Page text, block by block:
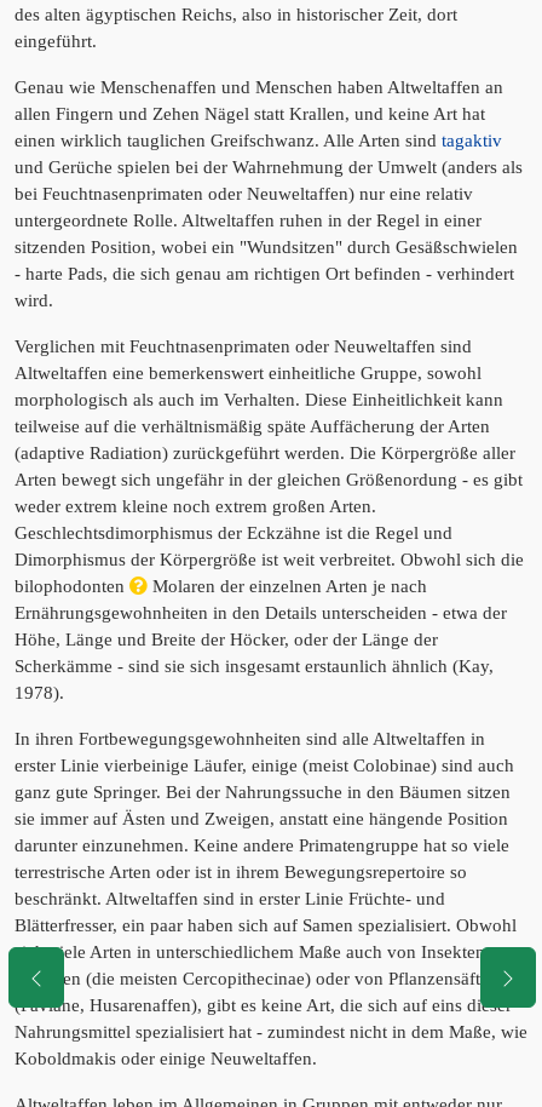
des alten ägyptischen Reichs, also in historischer Zeit, dort
eingeführt.
Genau wie Menschenaffen und Menschen haben Altweltaffen an
allen Fingern und Zehen Nägel statt Krallen, und keine Art hat
einen wirklich tauglichen Greifschwanz. Alle Arten sind tagaktiv
und Gerüche spielen bei der Wahrnehmung der Umwelt (anders als
bei Feuchtnasenprimaten oder Neuweltaffen) nur eine relativ
untergeordnete Rolle. Altweltaffen ruhen in der Regel in einer
sitzenden Position, wobei ein "Wundsitzen" durch Gesäßschwielen
- harte Pads, die sich genau am richtigen Ort befinden - verhindert
wird.
Verglichen mit Feuchtnasenprimaten oder Neuweltaffen sind
Altweltaffen eine bemerkenswert einheitliche Gruppe, sowohl
morphologisch als auch im Verhalten. Diese Einheitlichkeit kann
teilweise auf die verhältnismäßig späte Auffächerung der Arten
(adaptive Radiation) zurückgeführt werden. Die Körpergröße aller
Arten bewegt sich ungefähr in der gleichen Größenordung - es gibt
weder extrem kleine noch extrem großen Arten.
Geschlechtsdimorphismus der Eckzähne ist die Regel und
Dimorphismus der Körpergröße ist weit verbreitet. Obwohl sich die
bilophodonten
Molaren der einzelnen Arten je nach
Ernährungsgewohnheiten in den Details unterscheiden - etwa der
Höhe, Länge und Breite der Höcker, oder der Länge der
Scherkämme - sind sie sich insgesamt erstaunlich ähnlich (Kay,
1978).
In ihren Fortbewegungsgewohnheiten sind alle Altweltaffen in
erster Linie vierbeinige Läufer, einige (meist Colobinae) sind auch
ganz gute Springer. Bei der Nahrungssuche in den Bäumen sitzen
sie immer auf Ästen und Zweigen, anstatt eine hängende Position
darunter einzunehmen. Keine andere Primatengruppe hat so viele
terrestrische Arten oder ist in ihrem Bewegungsrepertoire so
beschränkt. Altweltaffen sind in erster Linie Früchte- und
Blätterfresser, ein paar haben sich auf Samen spezialisiert. Obwohl
sich viele Arten in unterschiedlichem Maße auch von Insekten
ernähren (die meisten Cercopithecinae) oder von Pflanzensäften
(Paviane, Husarenaffen), gibt es keine Art, die sich auf eins dieser
Nahrungsmittel spezialisiert hat - zumindest nicht in dem Maße, wie
Koboldmakis oder einige Neuweltaffen.